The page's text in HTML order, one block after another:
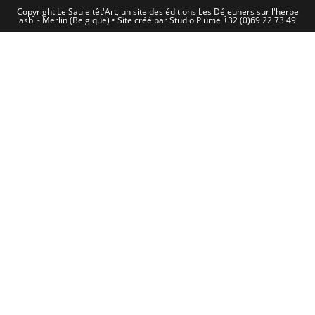
Copyright Le Saule têt'Art, un site des éditions Les Déjeuners sur l'herbe
asbl - Merlin (Belgique) • Site créé par Studio Plume +32 (0)69 22 73 49